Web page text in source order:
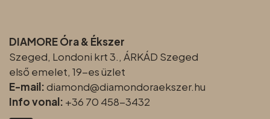
DIAMORE Óra & Ékszer
Szeged, Londoni krt 3., ÁRKÁD Szeged
első emelet, 19-es üzlet
E-mail:diamond@diamondoraekszer.hu
Info vonal: +36 70 458-3432